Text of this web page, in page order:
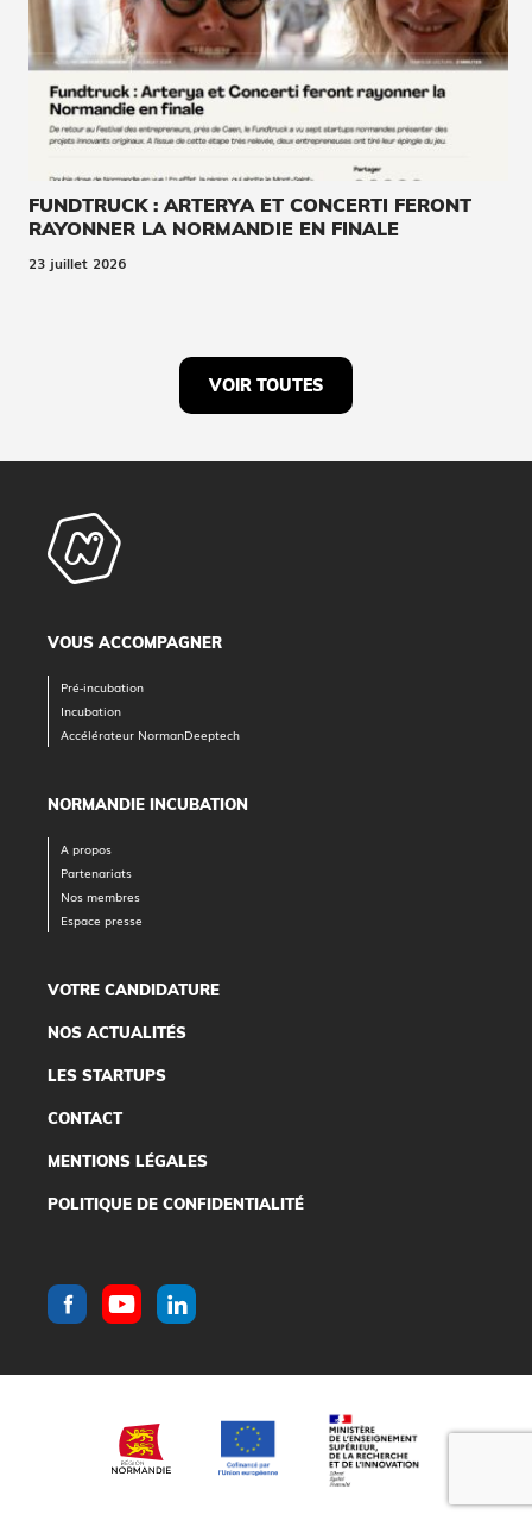
FUNDTRUCK : ARTERYA ET CONCERTI FERONT
RAYONNER LA NORMANDIE EN FINALE
23 juillet 2026
VOIR TOUTES
VOUS ACCOMPAGNER
Pré-incubation
Incubation
Accélérateur NormanDeeptech
NORMANDIE INCUBATION
A propos
Partenariats
Nos membres
Espace presse
VOTRE CANDIDATURE
NOS ACTUALITÉS
LES STARTUPS
CONTACT
MENTIONS LÉGALES
POLITIQUE DE CONFIDENTIALITÉ